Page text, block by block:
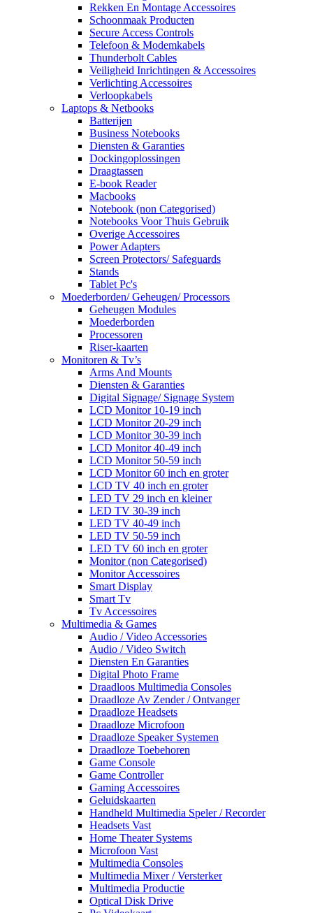
Rekken En Montage Accessoires
Schoonmaak Producten
Secure Access Controls
Telefoon & Modemkabels
Thunderbolt Cables
Veiligheid Inrichtingen & Accessoires
Verlichting Accessoires
Verloopkabels
Laptops & Netbooks
Batterijen
Business Notebooks
Diensten & Garanties
Dockingoplossingen
Draagtassen
E-book Reader
Macbooks
Notebook (non Categorised)
Notebooks Voor Thuis Gebruik
Overige Accessoires
Power Adapters
Screen Protectors/ Safeguards
Stands
Tablet Pc's
Moederborden/ Geheugen/ Processors
Geheugen Modules
Moederborden
Processoren
Riser-kaarten
Monitoren & Tv’s
Arms And Mounts
Diensten & Garanties
Digital Signage/ Signage System
LCD Monitor 10-19 inch
LCD Monitor 20-29 inch
LCD Monitor 30-39 inch
LCD Monitor 40-49 inch
LCD Monitor 50-59 inch
LCD Monitor 60 inch en groter
LCD TV 40 inch en groter
LED TV 29 inch en kleiner
LED TV 30-39 inch
LED TV 40-49 inch
LED TV 50-59 inch
LED TV 60 inch en groter
Monitor (non Categorised)
Monitor Accessoires
Smart Display
Smart Tv
Tv Accessoires
Multimedia & Games
Audio / Video Accessories
Audio / Video Switch
Diensten En Garanties
Digital Photo Frame
Draadloos Multimedia Consoles
Draadloze Av Zender / Ontvanger
Draadloze Headsets
Draadloze Microfoon
Draadloze Speaker Systemen
Draadloze Toebehoren
Game Console
Game Controller
Gaming Accessoires
Geluidskaarten
Handheld Multimedia Speler / Recorder
Headsets Vast
Home Theater Systems
Microfoon Vast
Multimedia Consoles
Multimedia Mixer / Versterker
Multimedia Productie
Optical Disk Drive